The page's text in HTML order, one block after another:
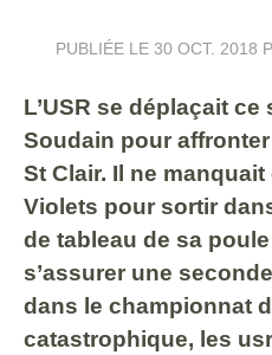
PUBLIÉE LE 30 OCT. 2018
L’USR se déplaçait
Soudain pour
St Clair. Il ne
Violets pour sortir
de tableau de sa
s’assurer une
dans le championnat
catastrophique, les